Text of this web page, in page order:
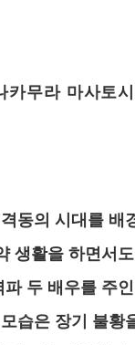
무라 마사토
동의 시대를
생활을 하면서
두 배우를 주
습은 장기 불